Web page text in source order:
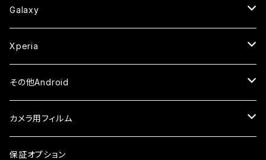
セラミックフィルム
ガラスフィルム
セラミックフィルム
ケース
セラミックフィルム
ガラスフィルム
セラミックフィルム
iPhone6s
ガラスフィルム
ケース・カバー
iPhone6
ガラスフィルム
ケース・カバー
ガラスフィルム
ケース
iPhone6sPlus
ガラスフィルム
ケース
iPhone7Plus
ガラスフィルム
ケース
iPhone8Plus
ガラスフィルム
ケース
ガラスフィルム
セラミックフィルム
ケース
Galaxy
ガラスフィルム
セラミックフィルム
ケース
Xperia
ガラスフィルム
その他Android
AQUOS
ガラスフィルム
arrows
カメラ用フィルム
iPhone
保証オプション